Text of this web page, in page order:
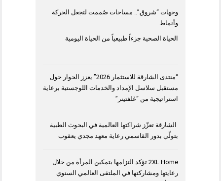
وجهات “شروق”.. مساحات صُممت لتجعل الحركة
وأنماط
الحياة الصحية جزءاً طبيعياً من الحياة اليومية
“منتدى الشارقة للاستثمار 2026” يعزز الحوار حول
مستقبل سلاسل الإمداد والخدمات اللوجستية برعاية
استراتيجية من “غلفتينر”
الشارقة تعزّز شراكتها العالمية في البحوث الطبية
بتولّي بدور القاسمي رعاية معهد مجدي يعقوب
2XL Home تؤكد التزامها بتمكين المرأة من خلال
رعايتها ومشاركتها في الملتقى العالمي السنوي